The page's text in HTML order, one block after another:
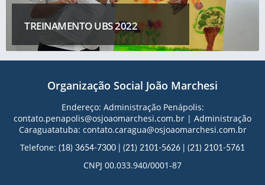
TREINAMENTO UBS 2022
Organização Social João Marchesi
Endereço: Administração Penápolis:
contato.penapolis@osjoaomarchesi.com.br | Administração
Caraguatatuba: contato.caragua@osjoaomarchesi.com.br
Telefone: (18) 3654-7300 | (21) 2101-5626 | (21) 2101-5761
CNPJ 00.033.940/0001-87